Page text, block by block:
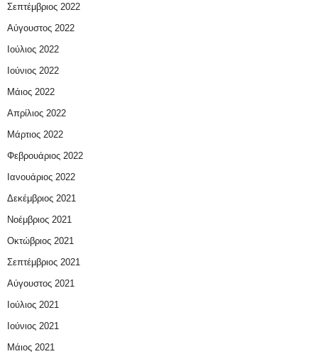
Σεπτέμβριος 2022
Αύγουστος 2022
Ιούλιος 2022
Ιούνιος 2022
Μάιος 2022
Απρίλιος 2022
Μάρτιος 2022
Φεβρουάριος 2022
Ιανουάριος 2022
Δεκέμβριος 2021
Νοέμβριος 2021
Οκτώβριος 2021
Σεπτέμβριος 2021
Αύγουστος 2021
Ιούλιος 2021
Ιούνιος 2021
Μάιος 2021